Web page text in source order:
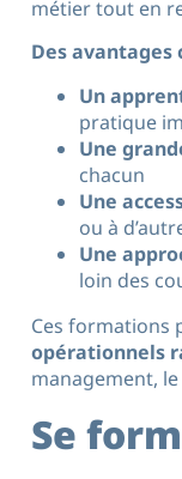
métier tout en
Des avantages
Un
pratique
Une
chacun
Une
ou à
Une
loin des
Ces formations
opérationnels
management,
Se